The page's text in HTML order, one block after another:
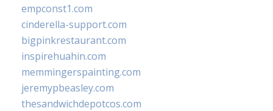
empconst1.com
cinderella-support.com
bigpinkrestaurant.com
inspirehuahin.com
memmingerspainting.com
jeremypbeasley.com
thesandwichdepotcos.com